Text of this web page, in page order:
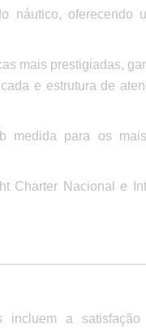
náutico, oferecendo
mais prestigiadas,
e estrutura de
medida para os
Charter Nacional e
incluem a